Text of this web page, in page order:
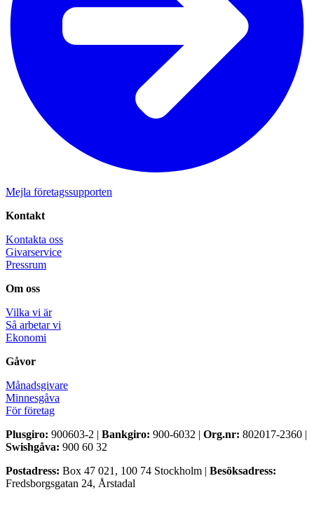
Mejla företagssupporten
Kontakt
Kontakta oss
Givarservice
Pressrum
Om oss
Vilka vi är
Så arbetar vi
Ekonomi
Gåvor
Månadsgivare
Minnesgåva
För företag
Plusgiro: 900603-2 | Bankgiro: 900-6032 | Org.nr: 802017-2360 |
Swishgåva: 900 60 32
Postadress: Box 47 021, 100 74 Stockholm | Besöksadress:
Fredsborgsgatan 24, Årstadal